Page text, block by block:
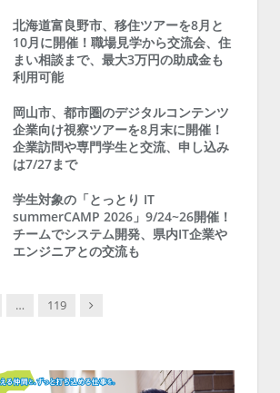
北海道富良野市、移住ツアーを8月と
10月に開催！職場見学から交流会、住
まい相談まで、最大3万円の助成金も
利用可能
岡山市、都市圏のデジタルコンテンツ
企業向け視察ツアーを8月末に開催！
企業訪問や専門学生と交流、申し込み
は7/27まで
学生対象の「とっとり IT
summerCAMP 2026」9/24~26開催！
チームでシステム開発、県内IT企業や
エンジニアとの交流も
… 119 Next